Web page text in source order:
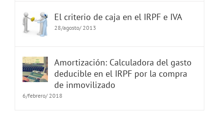
El criterio de caja en el IRPF e IVA
28/agosto/ 2013
Amortización: Calculadora del gasto
deducible en el IRPF por la compra
de inmovilizado
6/febrero/ 2018